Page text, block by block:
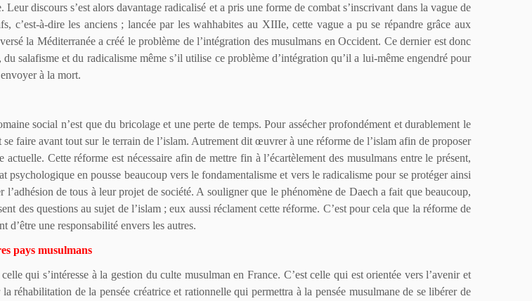
discours s’est alors davantage radicalisé et a pris une forme de combat s’inscrivant dans la vague de
c’est-à-dire les anciens ; lancée par les wahhabites au XIIIe,cette vague a pu se répandre grâce aux
la Méditerranée a créé le problème de l’intégration des musulmans en Occident. Ce dernier est donc
salafisme et du radicalisme même s’il utilise ce problème d’intégration qu’il a lui-même engendré pour
à la mort.
social n’est que du bricolage et une perte de temps. Pour assécher profondément et durablement le
faire avant tout sur le terrain de l’islam. Autrement dit œuvrer à une réforme de l’islam afin de proposer
Cette réforme est nécessaire afin de mettre fin à l’écartèlement des musulmans entre le présent,
en pousse beaucoup vers le fondamentalisme et vers le radicalisme pour se protéger ainsi
de tous à leur projet de société. A souligner que le phénomène de Daech a fait que beaucoup,
des questions au sujet de l’islam ; eux aussi réclament cette réforme. C’est pour cela que la réforme de
d’être une responsabilité envers les autres.
pays musulmans
qui s’intéresse à la gestion du culte musulman en France. C’est celle qui est orientée vers l’avenir et
réhabilitation de la pensée créatrice et rationnelle qui permettra à la pensée musulmane de se libérer de